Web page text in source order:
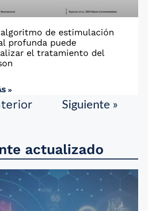
algoritmo de estimulación
profunda puede
el tratamiento del
»
Siguiente »
actualizado